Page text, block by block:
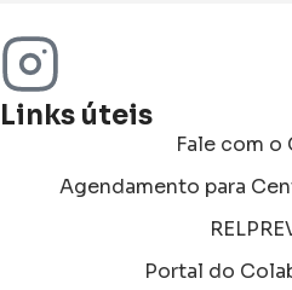
Links úteis
Fale com o
Agendamento para
Portal do